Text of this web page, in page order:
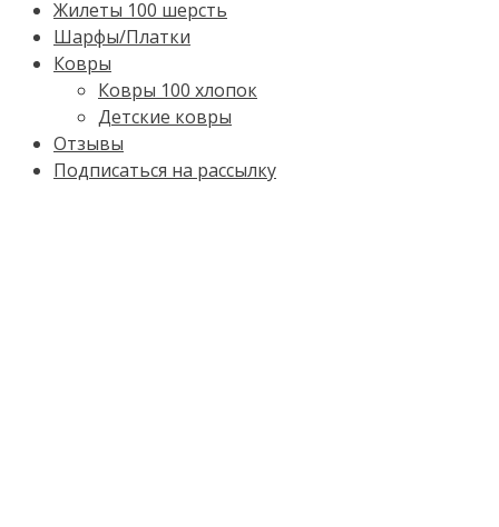
Жилеты 100 шерсть
Шарфы/Платки
Ковры
Ковры 100 хлопок
Детские ковры
Отзывы
Подписаться на рассылку